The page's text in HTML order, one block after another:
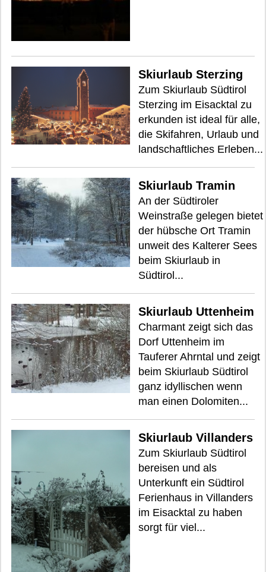
Skiurlaub Sterzing
Zum Skiurlaub Südtirol
Sterzing im Eisacktal zu
erkunden ist ideal für alle,
die Skifahren, Urlaub und
landschaftliches Erleben...
Skiurlaub Tramin
An der Südtiroler
Weinstraße gelegen bietet
der hübsche Ort Tramin
unweit des Kalterer Sees
beim Skiurlaub in
Südtirol...
Skiurlaub Uttenheim
Charmant zeigt sich das
Dorf Uttenheim im
Tauferer Ahrntal und zeigt
beim Skiurlaub Südtirol
ganz idyllischen wenn
man einen Dolomiten...
Skiurlaub Villanders
Zum Skiurlaub Südtirol
bereisen und als
Unterkunft ein Südtirol
Ferienhaus in Villanders
im Eisacktal zu haben
sorgt für viel...